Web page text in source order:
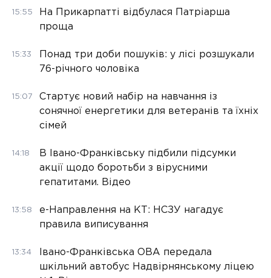
15:55
На Прикарпатті відбулася Патріарша
проща
15:33
Понад три доби пошуків: у лісі розшукали
76-річного чоловіка
15:07
Стартує новий набір на навчання із
сонячної енергетики для ветеранів та їхніх
сімей
14:18
В Івано-Франківську підбили підсумки
акції щодо боротьби з вірусними
гепатитами. Відео
13:58
е-Направлення на КТ: НСЗУ нагадує
правила виписування
13:34
Івано-Франківська ОВА передала
шкільний автобус Надвірнянському ліцею